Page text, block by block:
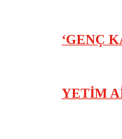
‘GENÇ
YETİM